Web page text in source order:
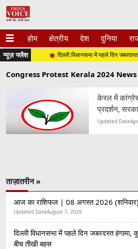
होम क्षेत्रीय देश दुनिया
न्यूज़ फ्लैश दिल्ली विधानसभा में पहले दिन जबरदस्त
Congress Protest Kerala 2024
केरल में
प्रदर्शन,
Updated Date
ताज़ातरीन »
आज का राशिफल | 08 अगस्त 2026 (शनिवार)
Updated DateAugust 7, 2026
दिल्ली विधानसभा में पहले दिन जबरदस्त हंगामा,
बीच तीखी बहस